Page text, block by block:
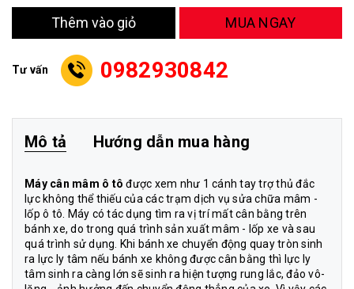
Thêm vào giỏ MUA NGAY
Tư vấn 0982930842
Mô tả Hướng dẫn mua hàng
Máy cân mâm ô tôđược xem như 1 cánh tay trợ thủ đắc
lực không thể thiếu của các trạm dịch vụ sửa chữa mâm -
lốp ô tô. Máy có tác dụng tìm ra vị trí mất cân bằng trên
bánh xe, do trong quá trình sản xuất mâm - lốp xe và sau
quá trình sử dụng. Khi bánh xe chuyển động quay tròn sinh
ra lực ly tâm nếu bánh xe không được cân bằng thì lực ly
tâm sinh ra càng lớn sẽ sinh ra hiện tượng rung lắc, đảo vô-